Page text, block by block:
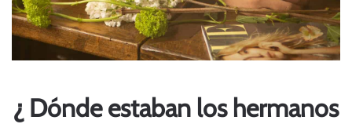
¿ Dónde estaban los hermanos